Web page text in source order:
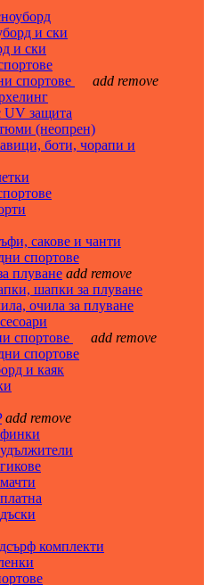
и ски
и ски
спортове
add remove
UV защита
(неопрен)
боти, чорапи и
сакове и чанти
спортове
плуване add remove
шапки за плуване
очила за плуване
спортове
add remove
спортове
и каяк
add remove
комплекти